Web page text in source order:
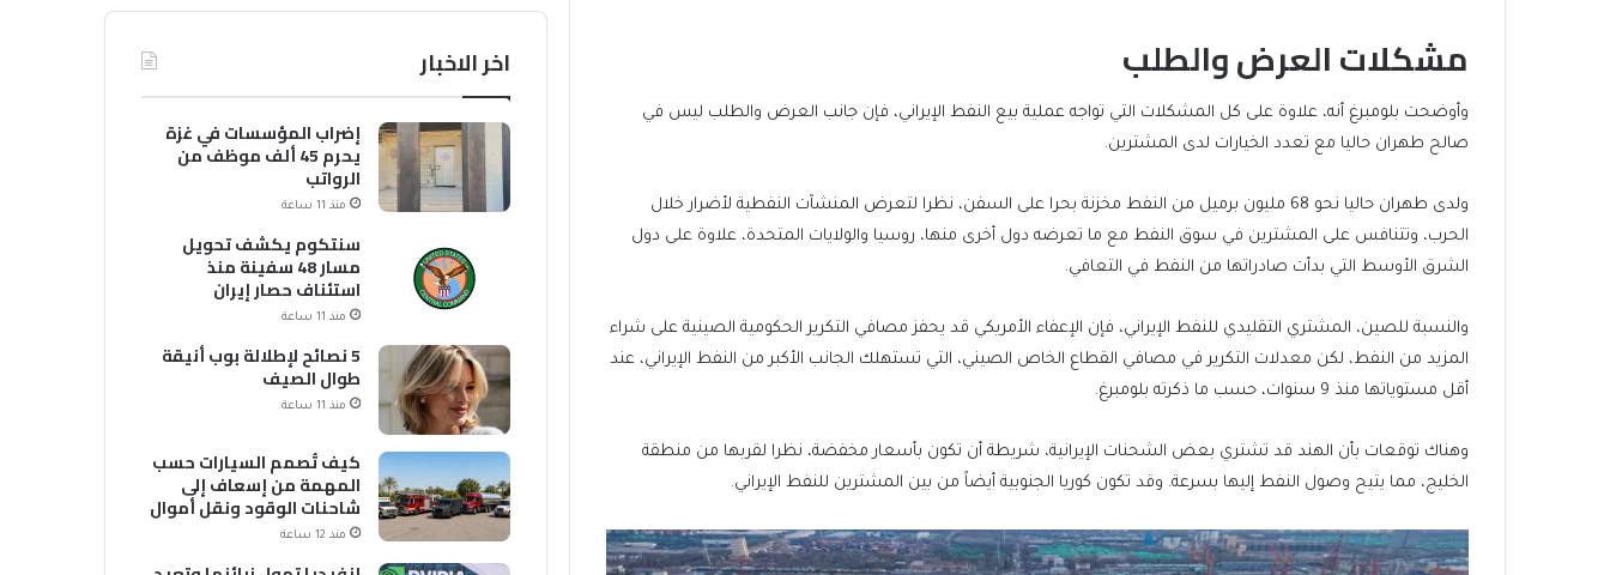
مشكلات العرض والطلب
وأوضحت بلومبرغ أنه، علاوة على كل المشكلات التي تواجه عملية بيع النفط الإيراني، فإن جانب العرض والطلب ليس في
صالح طهران حاليا مع تعدد الخيارات لدى المشترين.
ولدى طهران حاليا نحو 68 مليون برميل من النفط مخزنة بحرا على السفن، نظرا لتعرض المنشآت النفطية لأضرار خلال
الحرب، وتتنافس على المشترين في سوق النفط مع ما تعرضه دول أخرى منها، روسيا والولايات المتحدة، علاوة على دول
الشرق الأوسط التي بدأت صادراتها من النفط في التعافي.
والنسبة للصين، المشتري التقليدي للنفط الإيراني، فإن الإعفاء الأمريكي قد يحفز مصافي التكرير الحكومية الصينية على شراء
المزيد من النفط، لكن معدلات التكرير في مصافي القطاع الخاص الصيني، التي تستهلك الجانب الأكبر من النفط الإيراني، عند
أقل مستوياتها منذ 9 سنوات، حسب ما ذكرته بلومبرغ.
وهناك توقعات بأن الهند قد تشتري بعض الشحنات الإيرانية، شريطة أن تكون بأسعار مخفضة، نظرا لقربها من منطقة
الخليج، مما يتيح وصول النفط إليها بسرعة. وقد تكون كوريا الجنوبية أيضاً من بين المشترين للنفط الإيراني.
اخر الاخبار
إضراب المؤسسات في غزة
يحرم 45 ألف موظف من
الرواتب
منذ 11 ساعة
سنتكوم يكشف تحويل
مسار 48 سفينة منذ
استئناف حصار إيران
منذ 11 ساعة
5 نصائح لإطلالة بوب أنيقة
طوال الصيف
منذ 11 ساعة
كيف تُصمم السيارات حسب
المهمة من إسعاف إلى
شاحنات الوقود ونقل أموال
منذ 12 ساعة